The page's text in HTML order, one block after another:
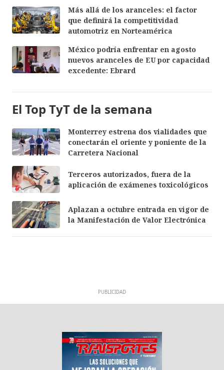
Más allá de los aranceles: el factor
que definirá la competitividad
automotriz en Norteamérica
México podría enfrentar en agosto
nuevos aranceles de EU por capacidad
excedente: Ebrard
El Top TyT de la semana
Monterrey estrena dos vialidades que
conectarán el oriente y poniente de la
Carretera Nacional
Terceros autorizados, fuera de la
aplicación de exámenes toxicológicos
Aplazan a octubre entrada en vigor de
la Manifestación de Valor Electrónica
PUBLICIDAD